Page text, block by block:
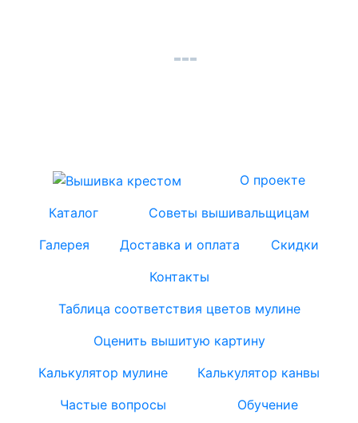
О проекте
Каталог
Советы вышивальщицам
Галерея
Доставка и оплата
Скидки
Контакты
Таблица соответствия цветов мулине
Оценить вышитую картину
Калькулятор мулине
Калькулятор канвы
Частые вопросы
Обучение